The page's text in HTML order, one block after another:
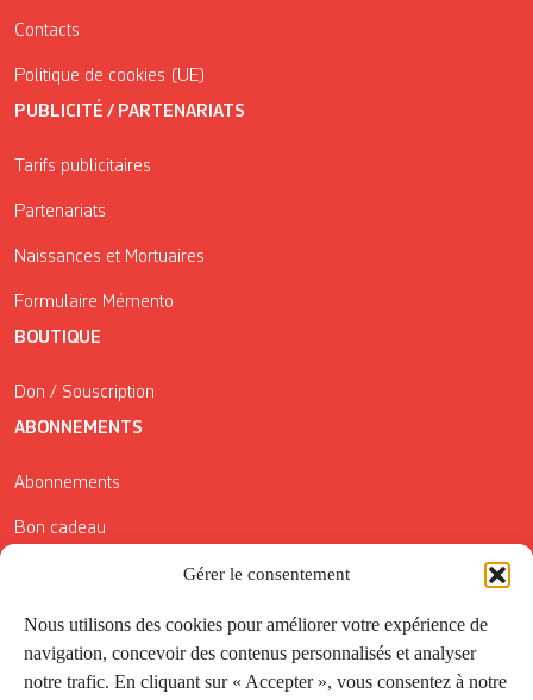
Gérer le consentement
Nous utilisons des cookies pour améliorer votre expérience de
navigation, concevoir des contenus personnalisés et analyser
notre trafic. En cliquant sur « Accepter », vous consentez à notre
Contacts
Politique de cookies (UE)
PUBLICITÉ / PARTENARIATS
Tarifs publicitaires
Partenariats
Naissances et Mortuaires
Formulaire Mémento
BOUTIQUE
Don / Souscription
ABONNEMENTS
Abonnements
Bon cadeau
Conditions générales de vente
Réductions de la Carte Côté Courrier
Application